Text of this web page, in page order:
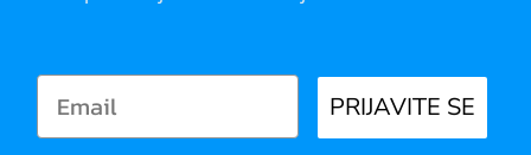
PRIJAVITE SE